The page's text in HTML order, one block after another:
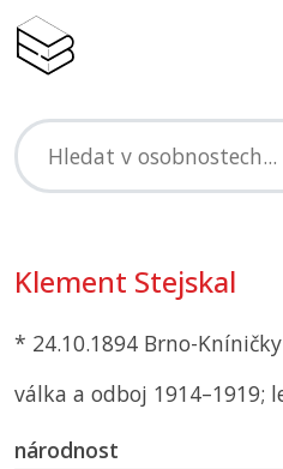
Klement Stejskal
* 24.10.1894 Brno-Kníničky
válka a odboj 1914–1919;
národnost